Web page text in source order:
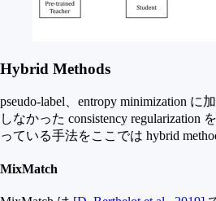
Hybrid Methods
pseudo-label、entropy minimization
しなかった consistency regularization
っている手法をここでは hybrid
MixMatch